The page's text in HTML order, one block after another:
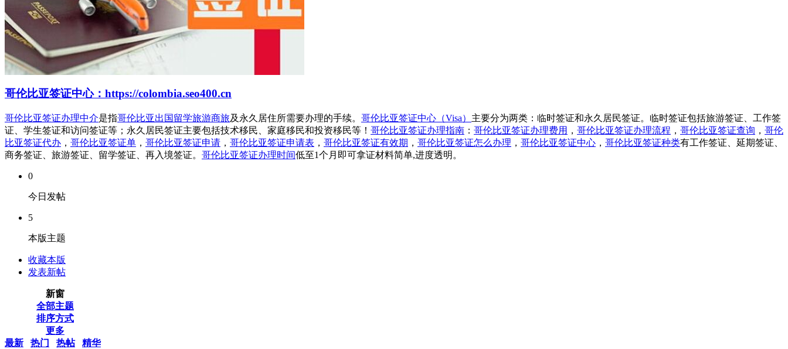
哥伦比亚签证中心：https://colombia.seo400.cn
哥伦比亚签证办理中介是指哥伦比亚出国留学旅游商旅及永久居住所需要办理的手续。 哥伦比亚签证中心（Visa） 主要分为两类：临时签证和永久居民签证。临时签证包括旅游签证、工作签
证、学生签证和访问签证等；永久居民签证主要包括技术移民、家庭移民和投资移民等！ 哥伦比亚签证办理指南 ： 哥伦比亚签证办理费用 ， 哥伦比亚签证办理流程 ， 哥伦比亚签证查询 ， 哥伦
比亚签证代办 ， 哥伦比亚签证单 ， 哥伦比亚签证申请 ， 哥伦比亚签证申请表 ， 哥伦比亚签证有效期 ， 哥伦比亚签证怎么办理 ， 哥伦比亚签证中心 ， 哥伦比亚签证种类有工作签证、延期签证、
商务签证、旅游签证、留学签证、再入境签证。 哥伦比亚签证办理时间低至1个月即可拿证材料简单,进度透明。
0
今日发帖
5
本版主题
收藏本版
发表新帖
新窗
全部主题
排序方式
更多
最新
热门 热帖
精华